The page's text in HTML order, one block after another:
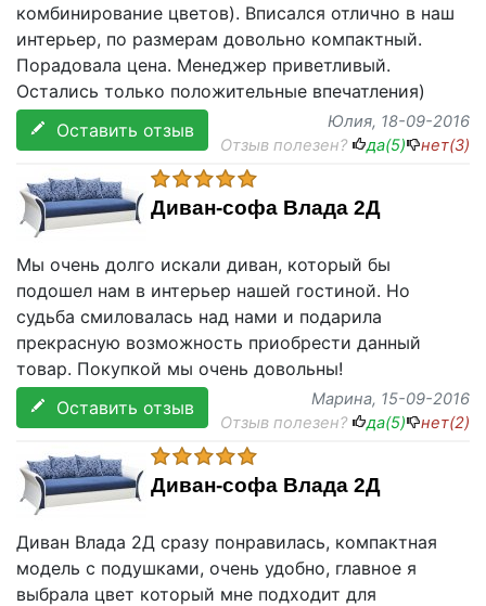
комбинирование цветов). Вписался отлично в наш
интерьер, по размерам довольно компактный.
Порадовала цена. Менеджер приветливый.
Остались только положительные впечатления)
Оставить отзыв
Юлия, 18-09-2016
Отзыв полезен?
да(5) нет(3)
Диван-софа Влада 2Д
Мы очень долго искали диван, который бы
подошел нам в интерьер нашей гостиной. Но
судьба смиловалась над нами и подарила
прекрасную возможность приобрести данный
товар. Покупкой мы очень довольны!
Оставить отзыв
Марина, 15-09-2016
Отзыв полезен?
да(5) нет(2)
Диван-софа Влада 2Д
Диван Влада 2Д сразу понравилась, компактная
модель с подушками, очень удобно, главное я
выбрала цвет который мне подходит для